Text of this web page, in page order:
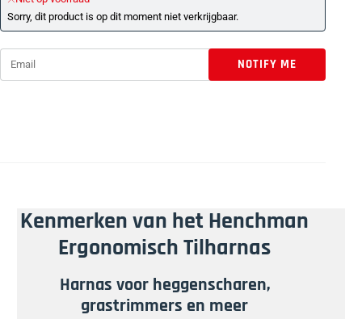
Sorry, dit product is op dit moment niet verkrijgbaar.
Email
Kenmerken van het Henchman
Ergonomisch Tilharnas
Harnas voor heggenscharen,
grastrimmers en meer